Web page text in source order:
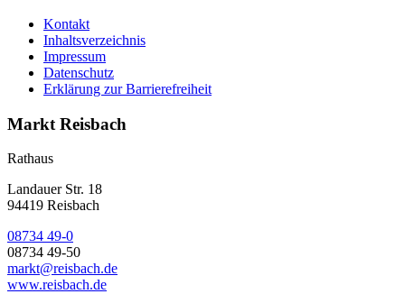
Kontakt
Inhaltsverzeichnis
Impressum
Datenschutz
Erklärung zur Barrierefreiheit
Markt Reisbach
Rathaus
Landauer Str. 18
94419 Reisbach
08734 49-0
08734 49-50
markt@reisbach.de
www.reisbach.de